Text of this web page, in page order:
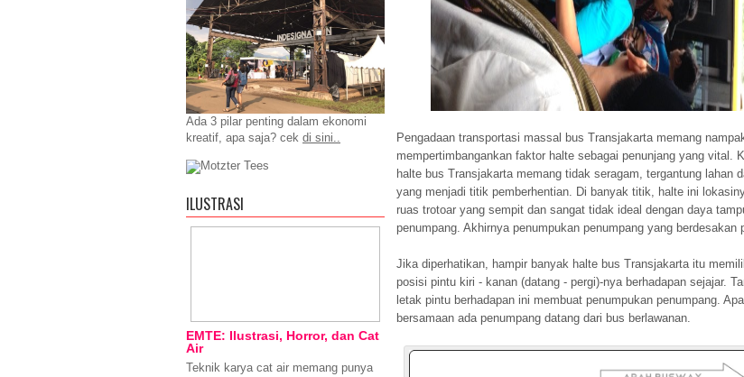
Pengadaan transportasi massal bus Transjakarta memang
mempertimbangankan faktor halte sebagai penunjang yang vital.
halte bus Transjakarta memang tidak seragam, tergantung lahan
yang menjadi titik pemberhentian. Di banyak titik, halte ini
ruas trotoar yang sempit dan sangat tidak ideal dengan daya
penumpang. Akhirnya penumpukan penumpang yang berdesakan
Jika diperhatikan, hampir banyak halte bus Transjakarta itu
posisi pintu kiri - kanan (datang - pergi)-nya berhadapan sejajar.
letak pintu berhadapan ini membuat penumpukan penumpang.
bersamaan ada penumpang datang dari bus berlawanan.
Ada 3 pilar penting dalam ekonomi
kreatif, apa saja? cek di sini..
ILUSTRASI
EMTE: Ilustrasi, Horror, dan Cat
Air
Teknik karya cat air memang punya